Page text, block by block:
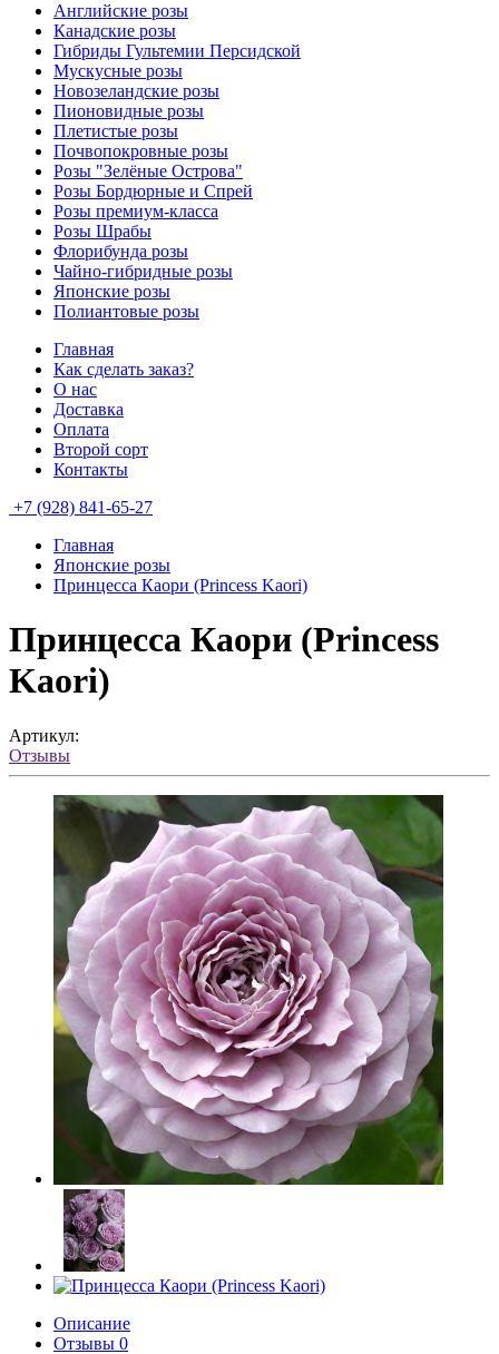
Английские розы
Канадские розы
Гибриды Гультемии Персидской
Мускусные розы
Новозеландские розы
Пионовидные розы
Плетистые розы
Почвопокровные розы
Розы "Зелёные Острова"
Розы Бордюрные и Спрей
Розы премиум-класса
Розы Шрабы
Флорибунда розы
Чайно-гибридные розы
Японские розы
Полиантовые розы
Главная
Как сделать заказ?
О нас
Доставка
Оплата
Второй сорт
Контакты
+7 (928) 841-65-27
Главная
Японские розы
Принцесса Каори (Princess Kaori)
Принцесса Каори (Princess
Kaori)
Артикул:
Отзывы
Описание
Отзывы 0